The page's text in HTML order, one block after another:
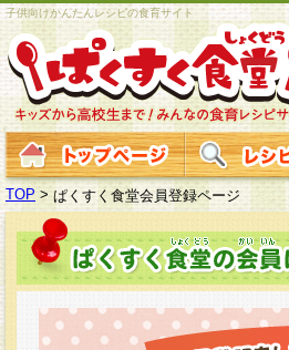
子供向けかんたんレシピの食育サイト
TOP > ぱくすく食堂会員登録ページ